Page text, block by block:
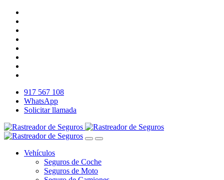
917 567 108
WhatsApp
Solicitar llamada
Vehículos
Seguros de Coche
Seguros de Moto